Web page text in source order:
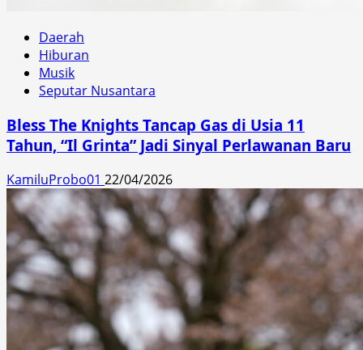
Daerah
Hiburan
Musik
Seputar Nusantara
Bless The Knights Tancap Gas di Usia 11
Tahun, “Il Grinta” Jadi Sinyal Perlawanan Baru
KamiluProbo01 22/04/2026